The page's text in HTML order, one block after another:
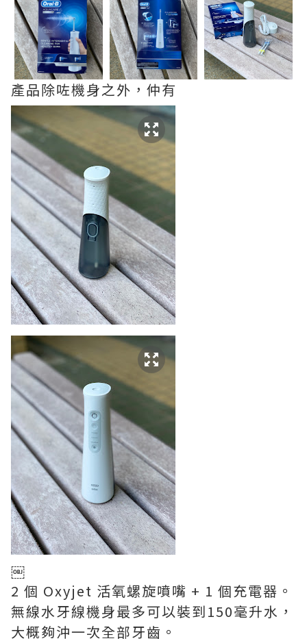
產品除咗機身之外，仲有
￼
2 個 Oxyjet 活氧螺旋噴嘴 + 1 個充電器。
無線水牙線機身最多可以裝到150毫升水，
大概夠沖一次全部牙齒。